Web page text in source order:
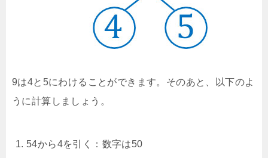
9は4と5にわけることができます。そのあと、以下のよ
うに計算しましょう。
54から4を引く：数字は50